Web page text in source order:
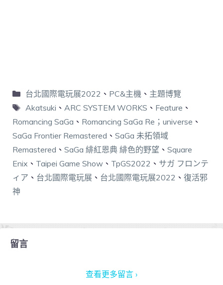
台北國際電玩展2022 、 PC&主機 、 主題博覽
Akatsuki 、 ARC SYSTEM WORKS 、 Feature 、
Romancing SaGa 、 Romancing SaGa Re；universe 、
SaGa Frontier Remastered 、 SaGa 未拓領域
Remastered 、 SaGa 緋紅恩典 緋色的野望 、 Square
Enix 、 Taipei Game Show 、 TpGS2022 、 サガ フロンテ
ィア 、 台北國際電玩展 、 台北國際電玩展2022 、 復活邪
神
留言
查看更多留言 ›